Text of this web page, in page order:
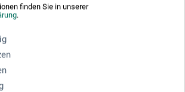
finden Sie in unserer
.
Mit ihren Möglichkeiten zu
das folgende Buch als experimenteller
Anleitung zum schönen Schreiben:
- Experimentelle Kalligrafie